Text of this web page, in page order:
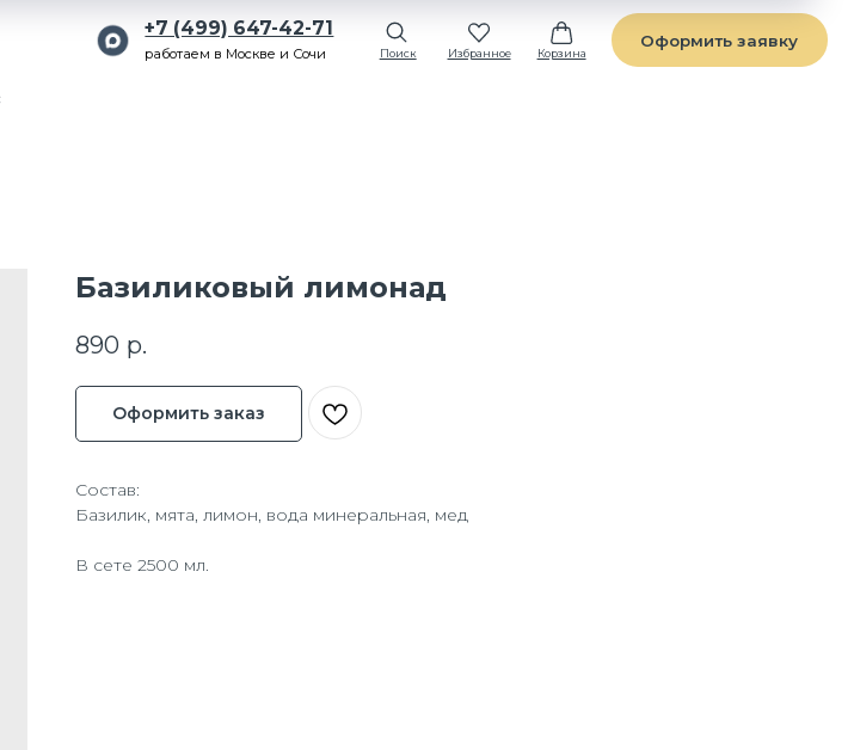
+7 (499) 647-42-71
работаем в Москве и Сочи
Оформить заявку
Базиликовый лимонад
890 р.
Оформить заказ
Состав:
Базилик, мята, лимон, вода минеральная, мед
В сете 2500 мл.